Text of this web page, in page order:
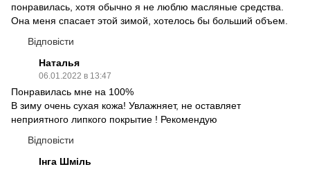
понравилась, хотя обычно я не люблю масляные средства.
Она меня спасает этой зимой, хотелось бы больший объем.
Відповісти
Наталья
06.01.2022 в 13:47
Понравилась мне на 100%
В зиму очень сухая кожа! Увлажняет, не оставляет
неприятного липкого покрытие ! Рекомендую
Відповісти
Інга Шміль